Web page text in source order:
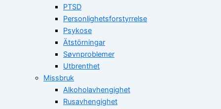
PTSD
Personlighetsforstyrrelse
Psykose
Ätstörningar
Søvnproblemer
Utbrenthet
Missbruk
Alkoholavhengighet
Rusavhengighet